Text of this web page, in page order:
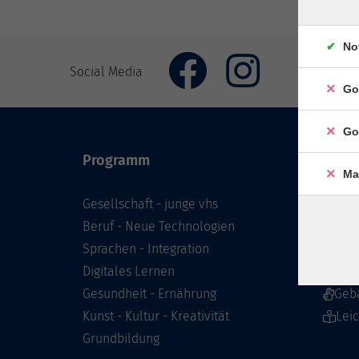
Social Media
Programm
Gesellschaft - junge vhs
Beruf - Neue Technologien
Sprachen - Integration
Digitales Lernen
Gesundheit - Ernährung
Kunst - Kultur - Kreativität
Grundbildung